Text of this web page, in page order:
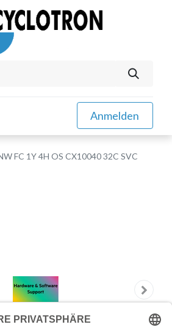
Anmelden
FC 1Y 4H OS CX10040 32C SVC